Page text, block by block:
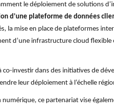
le déploiement de solutions
d’une plateforme de données
la mise en place de plateformes
d’une infrastructure cloud
co-investir dans des initiatives de
leur déploiement à l’échelle
ce partenariat vise